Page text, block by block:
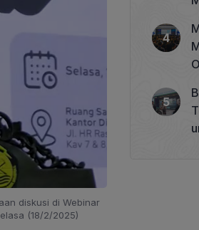
diskusi di Webinar
(18/2/2025)